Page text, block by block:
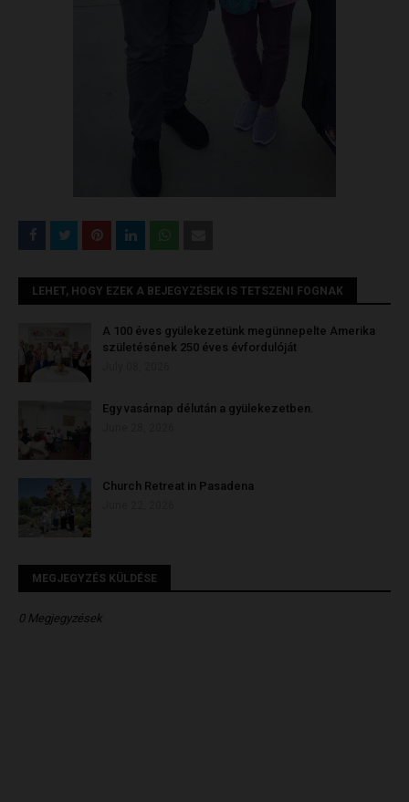
LEHET, HOGY EZEK A BEJEGYZÉSEK IS TETSZENI FOGNAK
A 100 éves gyülekezetünk megünnepelte Amerika
születésének 250 éves évfordulóját
Egy vasárnap délután a gyülekezetben.
Church Retreat in Pasadena
MEGJEGYZÉS KÜLDÉSE
0 Megjegyzések